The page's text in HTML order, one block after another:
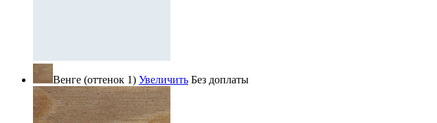
Венге (оттенок 1) Увеличить Без доплаты